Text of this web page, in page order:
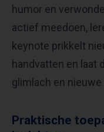
humor en
actief meedoen,
keynote prikkelt
handvatten en laat
glimlach en
Praktische